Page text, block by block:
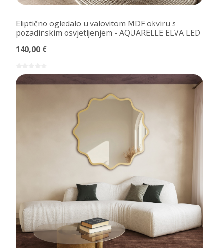
Eliptično ogledalo u valovitom MDF okviru s
pozadinskim osvjetljenjem - AQUARELLE ELVA LED
140,00 €